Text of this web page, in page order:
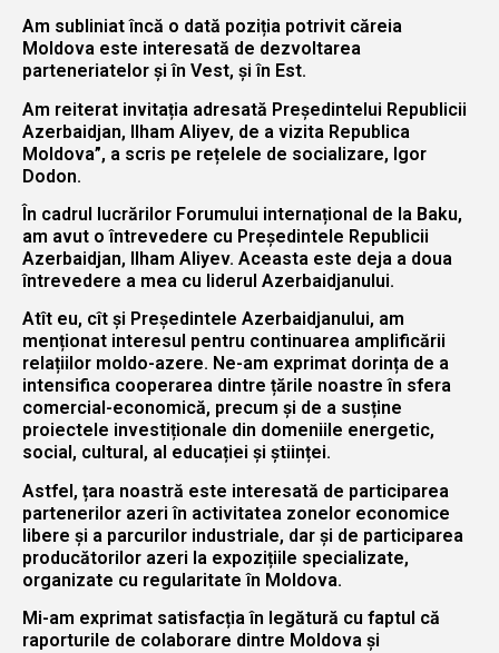
Am subliniat încă o dată poziția potrivit căreia
Moldova este interesată de dezvoltarea
parteneriatelor și în Vest, şi în Est.
Am reiterat invitația adresată Președintelui Republicii
Azerbaidjan, Ilham Aliyev, de a vizita Republica
Moldova”, a scris pe rețelele de socializare, Igor
Dodon.
În cadrul lucrărilor Forumului internațional de la Baku,
am avut o întrevedere cu Președintele Republicii
Azerbaidjan, Ilham Aliyev. Aceasta este deja a doua
întrevedere a mea cu liderul Azerbaidjanului.
Atît eu, cît şi Preşedintele Azerbaidjanului, am
menționat interesul pentru continuarea amplificării
relațiilor moldo-azere. Ne-am exprimat dorința de a
intensifica cooperarea dintre țările noastre în sfera
comercial-economică, precum și de a susține
proiectele investiționale din domeniile energetic,
social, cultural, al educației și științei.
Astfel, țara noastră este interesată de participarea
partenerilor azeri în activitatea zonelor economice
libere și a parcurilor industriale, dar și de participarea
producătorilor azeri la expozițiile specializate,
organizate cu regularitate în Moldova.
Mi-am exprimat satisfacția în legătură cu faptul că
raporturile de colaborare dintre Moldova şi